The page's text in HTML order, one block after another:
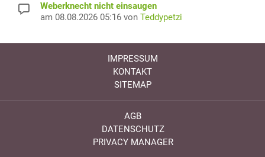
Weberknecht nicht einsaugen
am 08.08.2026 05:16 von Teddypetzi
IMPRESSUM
KONTAKT
SITEMAP
AGB
DATENSCHUTZ
PRIVACY MANAGER